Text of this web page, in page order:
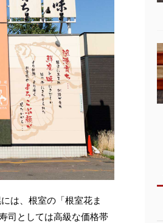
は、根室の「根室花ま
司としては高級な価格帯